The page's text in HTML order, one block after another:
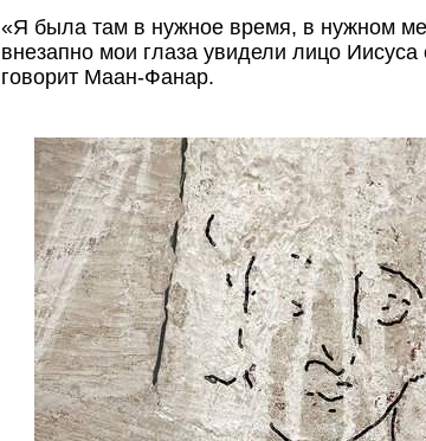
«Я была там в нужное время, в нужном
внезапно мои глаза увидели лицо
говорит Маан-Фанар.